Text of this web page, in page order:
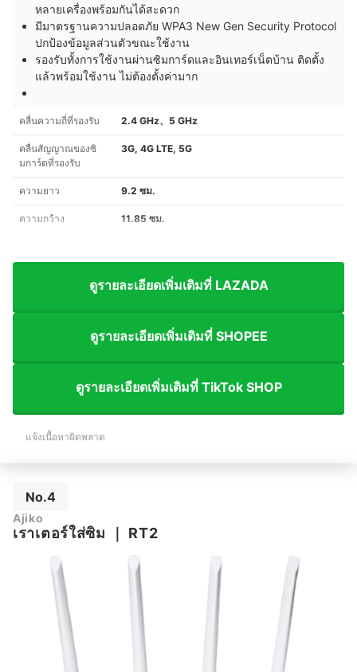
หลายเครื่องพร้อมกันได้สะดวก
มีมาตรฐานความปลอดภัย WPA3 New Gen Security Protocol
ปกป้องข้อมูลส่วนตัวขณะใช้งาน
รองรับทั้งการใช้งานผ่านซิมการ์ดและอินเทอร์เน็ตบ้าน ติดตั้ง
แล้วพร้อมใช้งาน ไม่ต้องตั้งค่ามาก
คลื่นความถี่ที่รองรับ 2.4 GHz、5 GHz
คลื่นสัญญาณของซิ
มการ์ดที่รองรับ
3G, 4G LTE, 5G
ความยาว 9.2 ซม.
ความกว้าง 11.85 ซม.
ดูรายละเอียดเพิ่มเติมที่ LAZADA
ดูรายละเอียดเพิ่มเติมที่ SHOPEE
ดูรายละเอียดเพิ่มเติมที่ TikTok SHOP
แจ้งเนื้อหาผิดพลาด
No.4
Ajiko
เราเตอร์ใส่ซิม ｜ RT2